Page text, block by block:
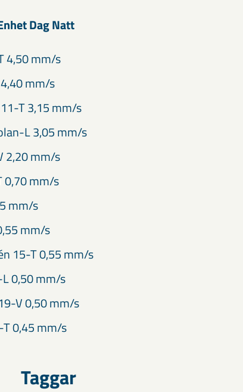
Dag Natt
4,50 mm/s
mm/s
T 3,15 mm/s
L 3,05 mm/s
2,20 mm/s
0,70 mm/s
mm/s
mm/s
15-T 0,55 mm/s
0,50 mm/s
V 0,50 mm/s
0,45 mm/s
Taggar